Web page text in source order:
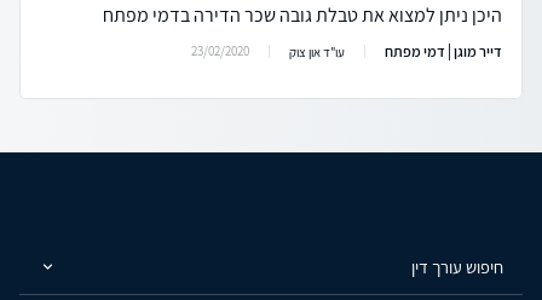
היכן ניתן למצוא את טבלת גובה שכר הדירה בדמי מפתח
דייר מוגן | דמי מפתח עו"ד און צוק 23/02/2020
חיפוש עורך דין